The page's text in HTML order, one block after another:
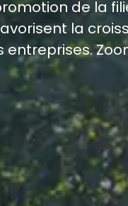
de la
la